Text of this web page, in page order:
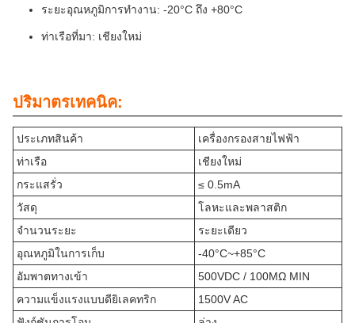
ระยะอุณหภูมิการทํางาน: -20°C ถึง +80°C
ท่าเรือที่มา: เชียงใหม่
ปริมาตรเทคนิค:
ประเภทสินค้า
เครื่องกรองสายไฟฟ้า
ท่าเรือ
เชียงใหม่
กระแสรั่ว
≤ 0.5mA
วัสดุ
โลหะและพลาสติก
จํานวนระยะ
ระยะเดียว
อุณหภูมิในการเก็บ
-40°C~+85°C
อัมพาตทางเข้า
500VDC / 100MΩ MIN
ความแข็งแรงแบบดียิเลคทริก
1500V AC